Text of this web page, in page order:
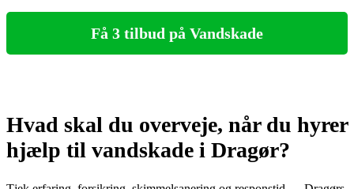
Få 3 tilbud på Vandskade
Hvad skal du overveje, når du hyrer
hjælp til vandskade i Dragør?